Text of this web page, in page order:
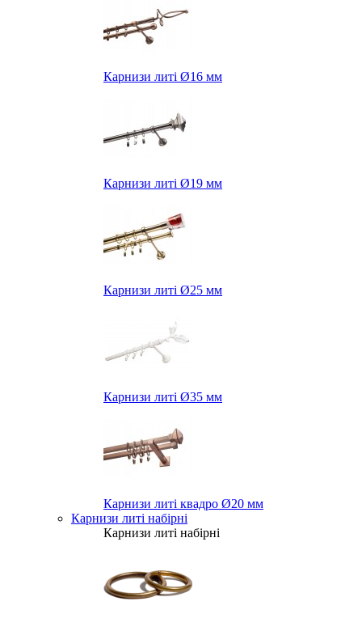
Карнизи литі Ø16 мм
Карнизи литі Ø19 мм
Карнизи литі Ø25 мм
Карнизи литі Ø35 мм
Карнизи литі квадро Ø20 мм
Карнизи литі набірні
Карнизи литі набірні